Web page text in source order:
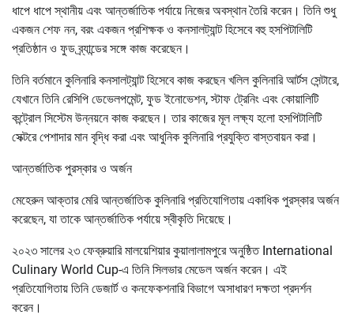
ধাপে ধাপে স্থানীয় এবং আন্তর্জাতিক পর্যায়ে নিজের অবস্থান তৈরি করেন। তিনি শুধু
একজন শেফ নন, বরং একজন প্রশিক্ষক ও কনসালট্যান্ট হিসেবে বহু হসপিটালিটি
প্রতিষ্ঠান ও ফুড ব্র্যান্ডের সঙ্গে কাজ করেছেন।
তিনি বর্তমানে কুলিনারি কনসালট্যান্ট হিসেবে কাজ করছেন খলিল কুলিনারি আর্টস সেন্টারে,
যেখানে তিনি রেসিপি ডেভেলপমেন্ট, ফুড ইনোভেশন, স্টাফ ট্রেনিং এবং কোয়ালিটি
কন্ট্রোল সিস্টেম উন্নয়নে কাজ করছেন। তার কাজের মূল লক্ষ্য হলো হসপিটালিটি
সেক্টরে পেশাদার মান বৃদ্ধি করা এবং আধুনিক কুলিনারি প্রযুক্তি বাস্তবায়ন করা।
আন্তর্জাতিক পুরস্কার ও অর্জন
মেহেরুন আক্তার মেরি আন্তর্জাতিক কুলিনারি প্রতিযোগিতায় একাধিক পুরস্কার অর্জন
করেছেন, যা তাকে আন্তর্জাতিক পর্যায়ে স্বীকৃতি দিয়েছে।
২০২৩ সালের ২৩ ফেব্রুয়ারি মালয়েশিয়ার কুয়ালালামপুরে অনুষ্ঠিত International
Culinary World Cup-এ তিনি সিলভার মেডেল অর্জন করেন। এই
প্রতিযোগিতায় তিনি ডেজার্ট ও কনফেকশনারি বিভাগে অসাধারণ দক্ষতা প্রদর্শন
করেন।